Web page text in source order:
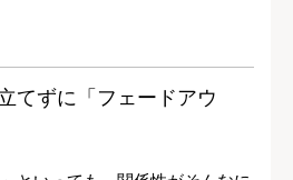
てずに「フェードアウ